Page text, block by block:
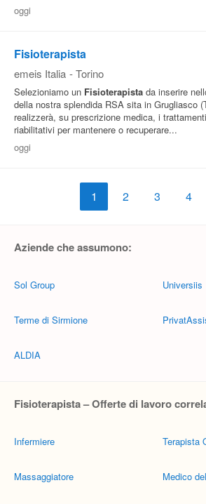
oggi
Fisioterapista
emeis Italia - Torino
Selezioniamo un Fisioterapista da inserire
della nostra splendida RSA sita in Grugliasco
realizzerà, su prescrizione medica, i
riabilitativi per mantenere o recuperare...
oggi
1 2 3 4
Aziende che assumono:
Sol Group
Terme di Sirmione
ALDIA
Universiis
Fisioterapista – Offerte di lavoro
Infermiere
Massaggiatore
Terapista
Medico